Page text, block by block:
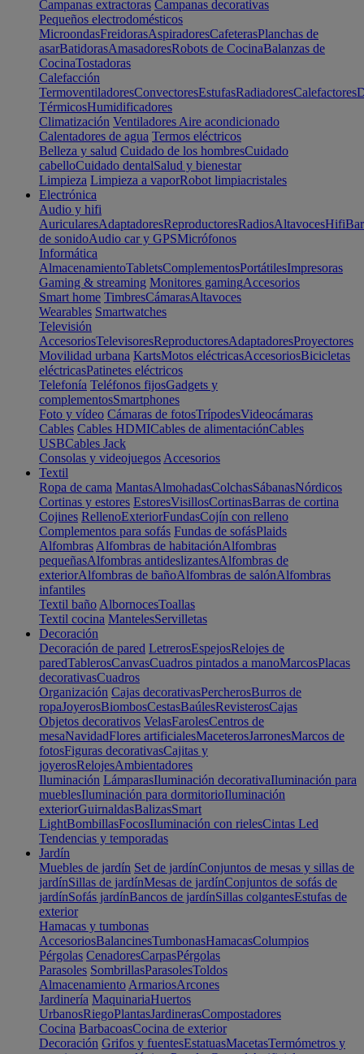
Campanas extractoras Campanas decorativas
Pequeños electrodomésticos
MicroondasFreidorasAspiradoresCafeterasPlanchas de
asarBatidorasAmasadoresRobots de CocinaBalanzas de
CocinaTostadoras
Calefacción
TermoventiladoresConvectoresEstufasRadiadoresCalefactores
TérmicosHumidificadores
Climatización Ventiladores Aire acondicionado
Calentadores de agua Termos eléctricos
Belleza y salud Cuidado de los hombresCuidado
cabelloCuidado dentalSalud y bienestar
Limpieza Limpieza a vaporRobot limpiacristales
Electrónica
Audio y hifi
AuricularesAdaptadoresReproductoresRadiosAltavocesHifi
de sonidoAudio car y GPSMicrófonos
Informática
AlmacenamientoTabletsComplementosPortátilesImpresoras
Gaming & streaming Monitores gamingAccesorios
Smart home TimbresCámarasAltavoces
Wearables Smartwatches
Televisión
AccesoriosTelevisoresReproductoresAdaptadoresProyectores
Movilidad urbana KartsMotos eléctricasAccesoriosBicicletas
eléctricasPatinetes eléctricos
Telefonía Teléfonos fijosGadgets y
complementosSmartphones
Foto y vídeo Cámaras de fotosTrípodesVideocámaras
Cables Cables HDMICables de alimentaciónCables
USBCables Jack
Consolas y videojuegos Accesorios
Textil
Ropa de cama MantasAlmohadasColchasSábanasNórdicos
Cortinas y estores EstoresVisillosCortinasBarras de cortina
Cojines RellenoExteriorFundasCojín con relleno
Complementos para sofás Fundas de sofásPlaids
Alfombras Alfombras de habitaciónAlfombras
pequeñasAlfombras antideslizantesAlfombras de
exteriorAlfombras de bañoAlfombras de salónAlfombras
infantiles
Textil baño AlbornocesToallas
Textil cocina MantelesServilletas
Decoración
Decoración de pared LetrerosEspejosRelojes de
paredTablerosCanvasCuadros pintados a manoMarcosPlacas
decorativasCuadros
Organización Cajas decorativasPercherosBurros de
ropaJoyerosBiombosCestasBaúlesRevisterosCajas
Objetos decorativos VelasFarolesCentros de
mesaNavidadFlores artificialesMaceterosJarronesMarcos de
fotosFiguras decorativasCajitas y
joyerosRelojesAmbientadores
Iluminación LámparasIluminación decorativaIluminación para
mueblesIluminación para dormitorioIluminación
exteriorGuirnaldasBalizasSmart
LightBombillasFocosIluminación con rielesCintas Led
Tendencias y temporadas
Jardín
Muebles de jardín Set de jardínConjuntos de mesas y sillas de
jardínSillas de jardínMesas de jardínConjuntos de sofás de
jardínSofás jardínBancos de jardínSillas colgantesEstufas de
exterior
Hamacas y tumbonas
AccesoriosBalancinesTumbonasHamacasColumpios
Pérgolas CenadoresCarpasPérgolas
Parasoles SombrillasParasolesToldos
Almacenamiento ArmariosArcones
Jardinería MaquinariaHuertos
UrbanosRiegoPlantasJardinerasCompostadores
Cocina BarbacoasCocina de exterior
Decoración Grifos y fuentesEstatuasMacetasTermómetros y